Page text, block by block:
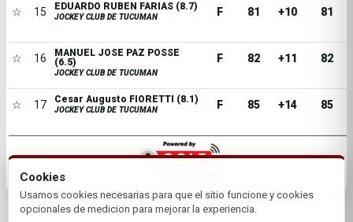
☆ 15 EDUARDO RUBEN FARIAS (8.7)
JOCKEY CLUB DE TUCUMAN F 81 +10 81
☆ 16
MANUEL JOSE PAZ POSSE
(6.5)
JOCKEY CLUB DE TUCUMAN
F 82 +11 82
☆ 17 Cesar Augusto FIORETTI (8.1)
JOCKEY CLUB DE TUCUMAN F 85 +14 85
Cookies
Usamos cookies necesarias para que el sitio funcione y cookies
opcionales de medicion para mejorar la experiencia.